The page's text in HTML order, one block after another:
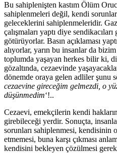
Bu sahiplenişten kastım Ölüm
sahiplenmeleri değil, kendi
geleceklerini sahiplenmeleridir.
çalışmaları yaptı diye
götürüyorlar. Basın açıklaması
alıyorlar, yarın bu insanlar da bizim
toplumda yaşayan herkes bilir ki,
gözaltında, cezaevinde
dönemde oraya gelen adliler şunu
cezaevine gireceğim gelmezdi, o
düşünmedim‘!..
Cezaevi, emekçilerin kendi
girebileceği yerdir. Sonuçta,
sorunları sahiplenmesi, kendisinin
etmemesi, buna karşı çıkması
kendisini bekleyen çözülmesi